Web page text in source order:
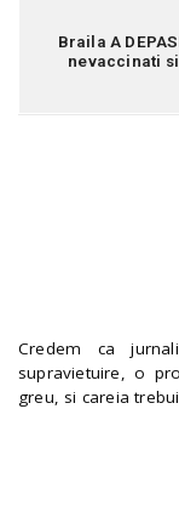
Braila A
nevaccinati
Credem ca
supravietuire, o
greu, si careia